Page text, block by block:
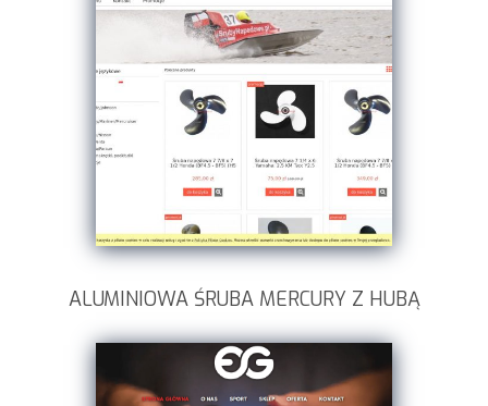
ALUMINIOWA ŚRUBA MERCURY Z HUBĄ